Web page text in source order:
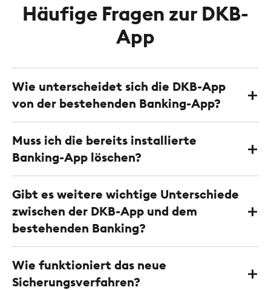
Häufige Fragen zur DKB-
App
Wie unterscheidet sich die DKB-App
von der bestehenden Banking-App?
Muss ich die bereits installierte
Banking-App löschen?
Gibt es weitere wichtige Unterschiede
zwischen der DKB-App und dem
bestehenden Banking?
Wie funktioniert das neue
Sicherungsverfahren?